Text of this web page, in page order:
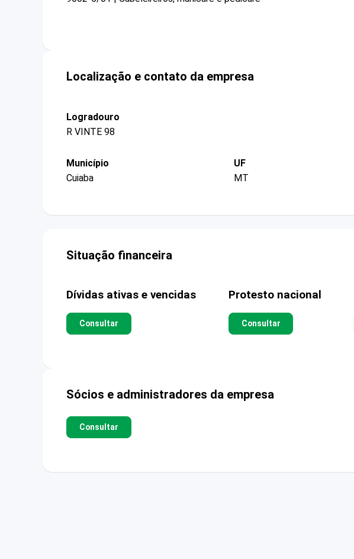
Localização e contato da empresa
Logradouro
R VINTE 98
Município
Cuiaba
UF
MT
Situação financeira
Dívidas ativas e vencidas
Consultar
Protesto nacional
Consultar
Sócios e administradores da empresa
Consultar